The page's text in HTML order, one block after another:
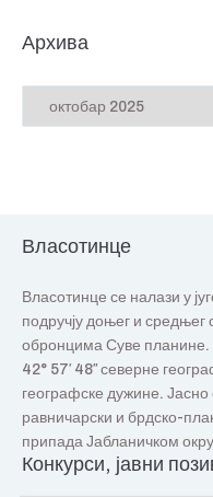
Архива
Власотинце
Власотинце се налази у
подручју доњег и
обронцима Суве планине.
42° 57′ 48″ северне
географске дужине. Јасно
равничарски и брдско-
припада Јабланичком
Конкурси, јавни